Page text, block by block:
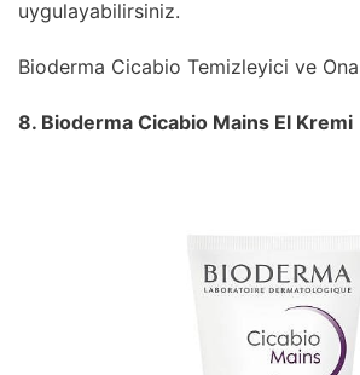
uygulayabilirsiniz.
Bioderma Cicabio Temizleyici ve
8. Bioderma Cicabio Mains El Kremi